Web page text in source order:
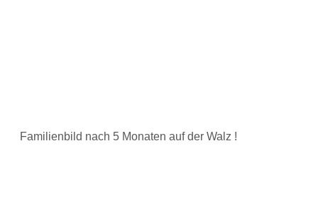
Familienbild nach 5 Monaten auf der Walz !